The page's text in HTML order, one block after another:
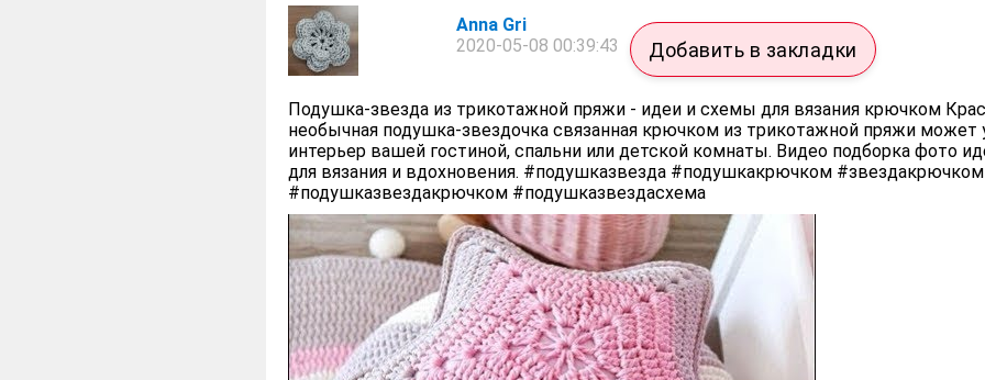
Anna Gri
2020-05-08 00:39:43
Добавить в закладки
Подушка-звезда из трикотажной пряжи - идеи и схемы для вязания крючком
необычная подушка-звездочка связанная крючком из трикотажной пряжи может
интерьер вашей гостиной, спальни или детской комнаты. Видео подборка фото
для вязания и вдохновения. #подушказвезда #подушкакрючком #звездакрючком
#подушказвездакрючком #подушказвездасхема